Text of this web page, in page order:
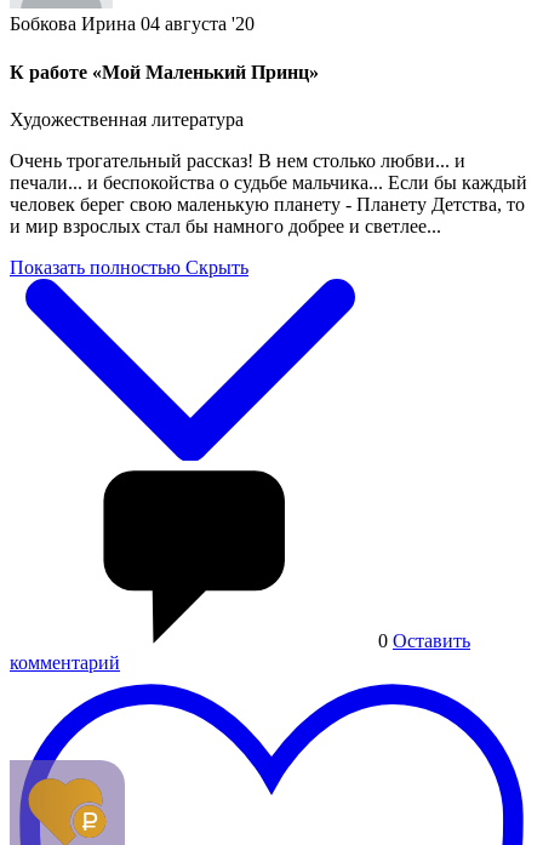
Бобкова Ирина 04 августа '20
К работе «Мой Маленький Принц»
Художественная литература
Очень трогательный рассказ! В нем столько любви... и
печали... и беспокойства о судьбе мальчика... Если бы каждый
человек берег свою маленькую планету - Планету Детства, то
и мир взрослых стал бы намного добрее и светлее...
Показать полностью Скрыть
0 Оставить
комментарий